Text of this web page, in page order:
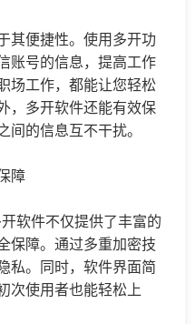
其便捷性。使用多开功
账号的信息，提高工作
场工作，都能让您轻松
，多开软件还能有效保
的信息互不干扰。
障
软件不仅提供了丰富的
保障。通过多重加密技
私。同时，软件界面简
次使用者也能轻松上